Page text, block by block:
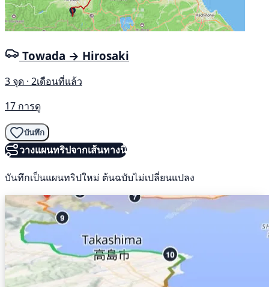
Towada → Hirosaki
3 จุด · 2เดือนที่แล้ว
17 การดู
บันทึก
วางแผนทริปจากเส้นทางนี้
บันทึกเป็นแผนทริปใหม่ ต้นฉบับไม่เปลี่ยนแปลง